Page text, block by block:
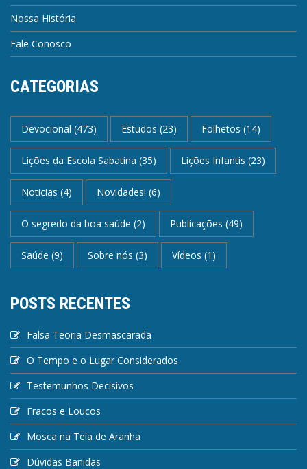
Nossa História
Fale Conosco
CATEGORIAS
Devocional (473) Estudos (23) Folhetos (14)
Lições da Escola Sabatina (35) Lições Infantis (23)
Noticias (4) Novidades! (6)
O segredo da boa saúde (2) Publicações (49)
Saúde (9) Sobre nós (3) Vídeos (1)
POSTS RECENTES
Falsa Teoria Desmascarada
O Tempo e o Lugar Considerados
Testemunhos Decisivos
Fracos e Loucos
Mosca na Teia de Aranha
Dúvidas Banidas